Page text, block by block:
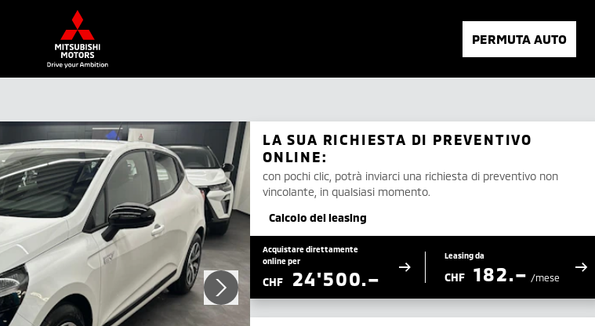
PERMUTA AUTO
LA SUA RICHIESTA DI PREVENTIVO
ONLINE:
con pochi clic, potrà inviarci una richiesta di preventivo non
vincolante, in qualsiasi momento.
Calcolo del leasing
Acquistare direttamente
online per
CHF 24'500.–
Leasing da
CHF 182.– /mese